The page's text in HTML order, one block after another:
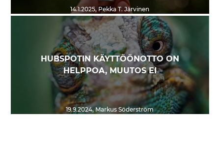
14.1.2025,Pekka T. Järvinen
HUBSPOTIN KÄYTTÖÖNOTTO ON
HELPPOA, MUUTOS EI
19.9.2024, Markus Söderström